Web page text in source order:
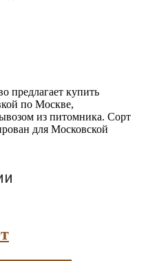
предлагает купить
по Москве,
из питомника. Сорт
для Московской